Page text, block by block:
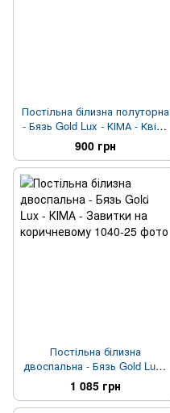
Постільна білизна полуторна
- Бязь Gold Lux - КІМА - Квіти
на рожевому
900 грн
Постільна білизна
двоспальна - Бязь Gold Lux -
КІМА - Завитки на
коричневому
1 085 грн